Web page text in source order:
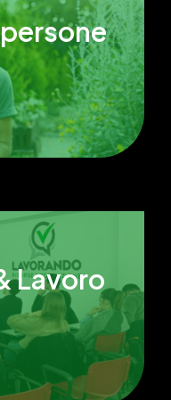
Lavoro